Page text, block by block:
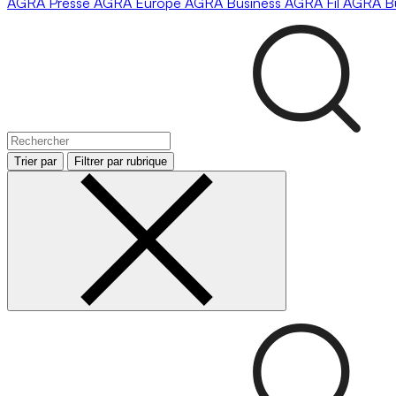
Trier par Filtrer par rubrique